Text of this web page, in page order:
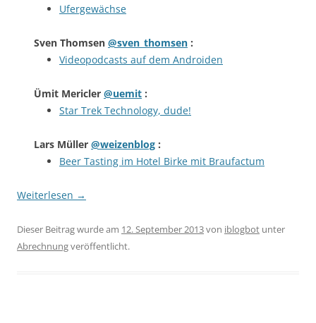
Ufergewächse
Sven Thomsen @sven_thomsen :
Videopodcasts auf dem Androiden
Ümit Mericler @uemit :
Star Trek Technology, dude!
Lars Müller @weizenblog :
Beer Tasting im Hotel Birke mit Braufactum
Weiterlesen →
Dieser Beitrag wurde am 12. September 2013von iblogbot unter
Abrechnungveröffentlicht.